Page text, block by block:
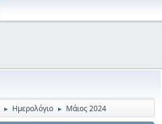
► Ημερολόγιο ► Μάιος 2024